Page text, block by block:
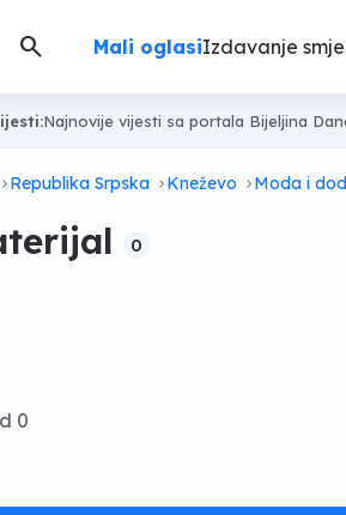
search Mali oglasiIzdavanje
Najnovije vijesti sa portala Bijeljina
Republika Srpska Kneževo Moda i
0
0